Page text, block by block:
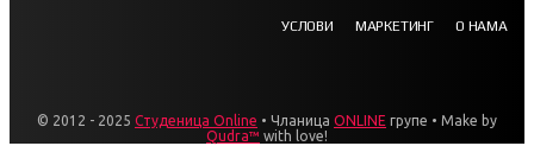
УСЛОВИ МАРКЕТИНГ О НАМА
© 2012 - 2025 Студеница Online • Чланица ONLINE групе • Make by
Qudra™ with love!